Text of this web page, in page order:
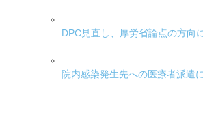
DPC見直し、厚労省論点の方向
院内感染発生先への医療者派遣